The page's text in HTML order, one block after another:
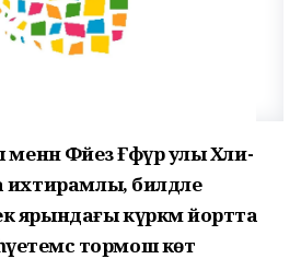
Фәйез Ғәфүр улы Хәли­
билдәле
ярындағы күркәм йортта
тормош көтә